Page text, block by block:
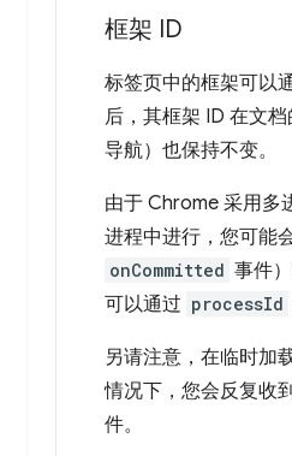
框架 ID
标签页中的框架可以
后，其框架 ID 在文
导航）也保持不变。
由于 Chrome 采用多
进程中进行，您可能
onCommitted 事件
可以通过 processId
另请注意，在临时加
情况下，您会反复收
件。